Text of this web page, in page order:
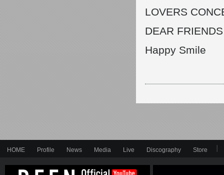
LOVERS
DEAR FRIENDS
Happy Smile
HOME Profile News Media Live Discography Store